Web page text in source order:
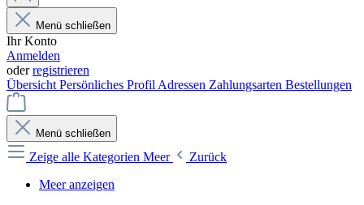
Menü schließen
Ihr Konto
Anmelden
oderregistrieren
Übersicht Persönliches Profil Adressen Zahlungsarten Bestellungen
Menü schließen
Zeige alle Kategorien Meer
Zurück
Meer anzeigen